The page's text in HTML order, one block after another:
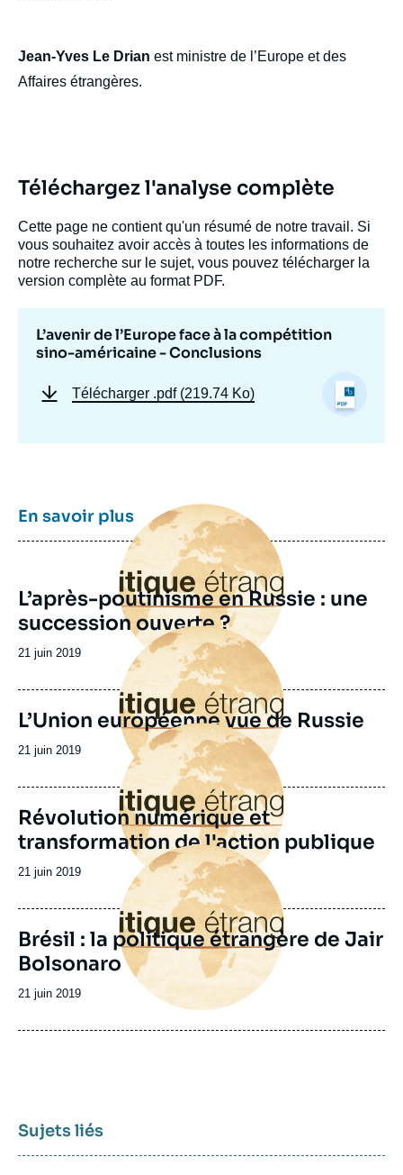
Jean-Yves Le Drian est ministre de l’Europe et des
Affaires étrangères.
Téléchargez l'analyse complète
Cette page ne contient qu'un résumé de notre travail. Si
vous souhaitez avoir accès à toutes les informations de
notre recherche sur le sujet, vous pouvez télécharger la
version complète au format PDF.
L’avenir de l’Europe face à la compétition
sino-américaine - Conclusions
Télécharger .pdf (219.74 Ko)
En savoir plusImage
principale
L’après-poutinisme en Russie : une
succession ouverte ?
Date
publication
21 juin 2019
Image
principale
L’Union européenne vue de Russie
Date
publication
21 juin 2019
Image
principale
Révolution numérique et
transformation de l'action publique
Date
publication
21 juin 2019
Image
principale
Brésil : la politique étrangère de Jair
Bolsonaro
Date
publication
21 juin 2019
Sujets liés